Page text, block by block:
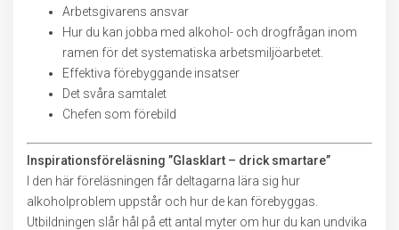
Arbetsgivarens ansvar
Hur du kan jobba med alkohol- och drogfrågan inom
ramen för det systematiska arbetsmiljöarbetet.
Effektiva förebyggande insatser
Det svåra samtalet
Chefen som förebild
Inspirationsföreläsning ”Glasklart – drick smartare”
I den här föreläsningen får deltagarna lära sig hur
alkoholproblem uppstår och hur de kan förebyggas.
Utbildningen slår hål på ett antal myter om hur du kan undvika